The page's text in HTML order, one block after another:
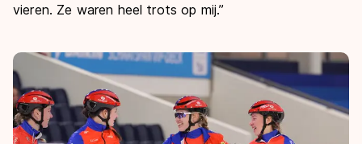
vieren. Ze waren heel trots op mij.”